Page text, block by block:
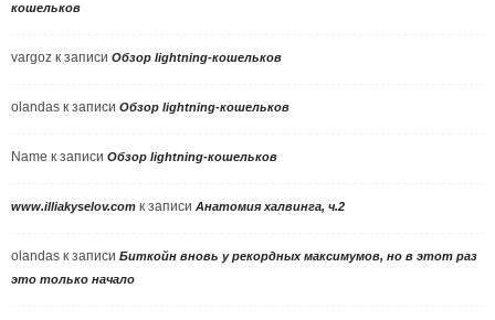
кошельков
vargoz к записи Обзор lightning-кошельков
olandas к записи Обзор lightning-кошельков
Name к записи Обзор lightning-кошельков
www.illiakyselov.com к записи Анатомия халвинга, ч.2
olandas к записи Биткойн вновь у рекордных максимумов, но в этот раз
это только начало